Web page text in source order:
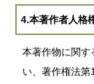
4.本著作者人格
本著作物に関す
い、著作権法